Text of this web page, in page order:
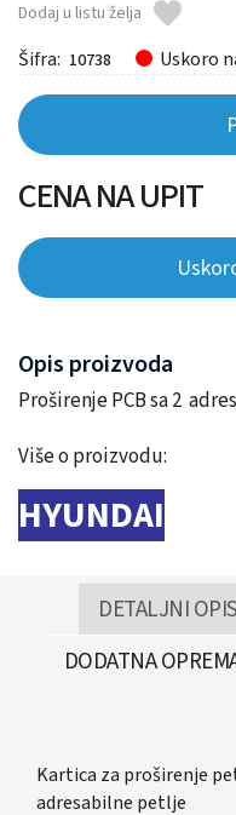
Dodaj u listu želja
Šifra: 10738 Uskoro
CENA NA UPIT
Opis proizvoda
Proširenje PCB sa 2
Više o proizvodu:
HYUNDAI
DETALJNI OPIS
DODATNA
Kartica za proširenje
adresabilne petlje